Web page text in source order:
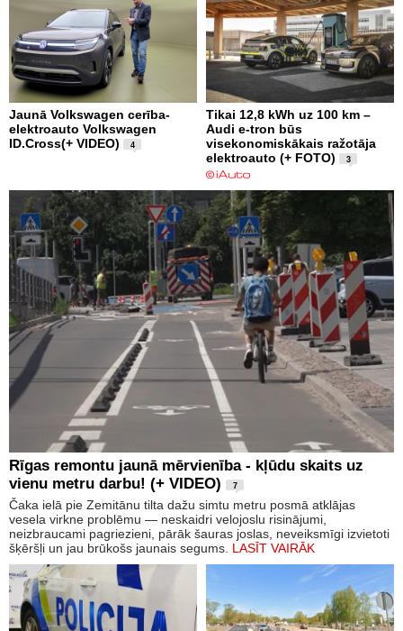
Jaunā Volkswagen cerība-
elektroauto Volkswagen
ID.Cross(+ VIDEO)
4
Tikai 12,8 kWh uz 100 km –
Audi e-tron būs
visekonomiskākais ražotāja
elektroauto (+ FOTO)
3
Rīgas remontu jaunā mērvienība - kļūdu skaits uz
vienu metru darbu! (+ VIDEO)
7
Čaka ielā pie Zemitānu tilta dažu simtu metru posmā atklājas
vesela virkne problēmu — neskaidri velojoslu risinājumi,
neizbraucami pagriezieni, pārāk šauras joslas, neveiksmīgi izvietoti
šķēršļi un jau brūkošs jaunais segums. LASĪT VAIRĀK